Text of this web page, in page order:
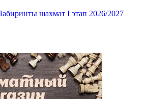
шахмат I этап 2026/2027